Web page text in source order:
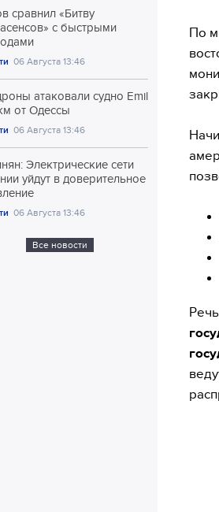
сравнил «Битву
с быстрыми
06 Августа 13:46
атаковали судно Emil
от Одессы
06 Августа 13:46
Электрические сети
уйдут в доверительное
06 Августа 13:46
Все новости
По